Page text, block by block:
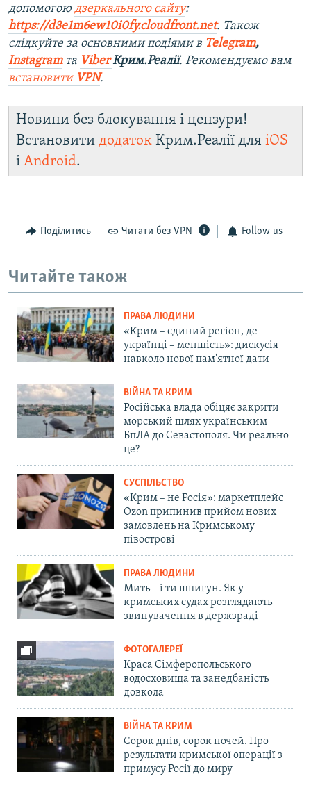
допомогою дзеркального сайту:
https://d3e1m6ew10i0fy.cloudfront.net. Також
слідкуйте за основними подіями в Telegram,
Instagramта ViberКрим.Реалії. Рекомендуємо вам
встановити VPN.
Новини без блокування і цензури!
Встановити додаток Крим.Реалії для iOS
і Android.
Поділитись Читати без VPN Follow us
Читайте також
ПРАВА ЛЮДИНИ
«Крим – єдиний регіон, де
українці – меншість»: дискусія
навколо нової пам'ятної дати
ВІЙНА ТА КРИМ
Російська влада обіцяє закрити
морський шлях українським
БпЛА до Севастополя. Чи реально
це?
СУСПІЛЬСТВО
«Крим – не Росія»: маркетплейс
Ozon припинив прийом нових
замовлень на Кримському
півострові
ПРАВА ЛЮДИНИ
Мить – і ти шпигун. Як у
кримських судах розглядають
звинувачення в держзраді
ФОТОГАЛЕРЕЇ
Краса Сімферопольського
водосховища та занедбаність
довкола
ВІЙНА ТА КРИМ
Сорок днів, сорок ночей. Про
результати кримської операції з
примусу Росії до миру